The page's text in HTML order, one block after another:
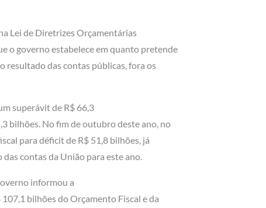
Lei de Diretrizes Orçamentárias
o governo estabelece em quanto pretende
resultado das contas públicas, fora os
superávit de R$ 66,3
bilhões. No fim de outubro deste ano, no
para déficit de R$ 51,8 bilhões, já
contas da União para este ano.
informou a
bilhões do Orçamento Fiscal e da